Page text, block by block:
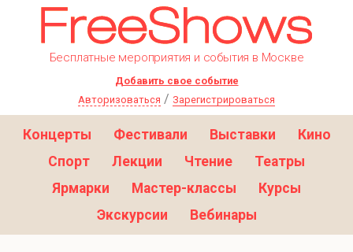
Бесплатные мероприятия и события в Москве
Добавить свое событие
Авторизоваться / Зарегистрироваться
Концерты Фестивали Выставки
Кино
Спорт
Лекции Чтение
Театры
Ярмарки
Мастер-классы
Курсы
Экскурсии
Вебинары